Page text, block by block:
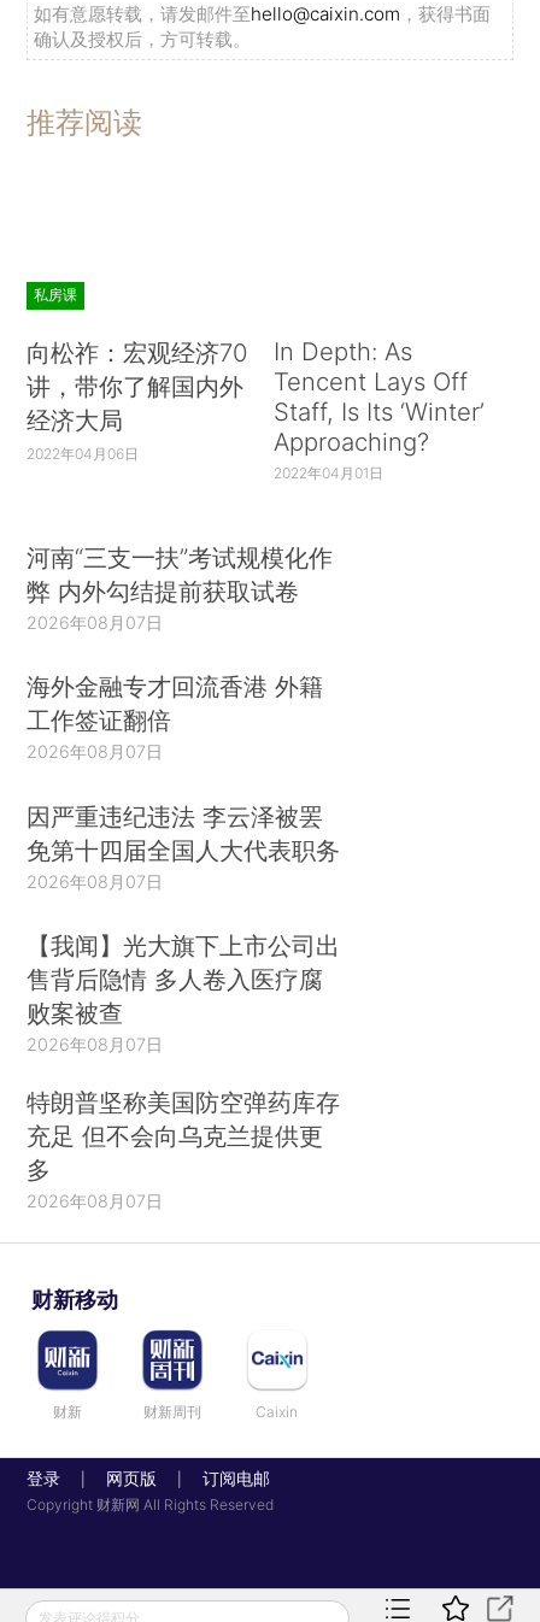
如有意愿转载，请发邮件至hello@caixin.com ，获得书面
确认及授权后，方可转载。
推荐阅读
私房课
向松祚：宏观经济70
讲，带你了解国内外
经济大局
2022年04月06日
In Depth: As
Tencent Lays Off
Staff, Is Its ‘Winter’
Approaching?
2022年04月01日
河南“三支一扶”考试规模化作
弊 内外勾结提前获取试卷
2026年08月07日
海外金融专才回流香港 外籍
工作签证翻倍
2026年08月07日
因严重违纪违法 李云泽被罢
免第十四届全国人大代表职务
2026年08月07日
【我闻】光大旗下上市公司出
售背后隐情 多人卷入医疗腐
败案被查
2026年08月07日
特朗普坚称美国防空弹药库存
充足 但不会向乌克兰提供更
多
2026年08月07日
财新移动
财新 财新周刊 Caixin
登录 网页版 订阅电邮
Copyright 财新网 All Rights Reserved
发表评论得积分